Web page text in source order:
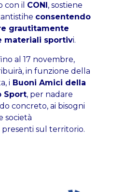
con il CONI, sostiene
consentendo
grautitamente
materiali sportivi.
al 17 novembre,
in funzione della
i Buoni Amici della
Sport, per nadare
concreto, ai bisogni
società
sul territorio.